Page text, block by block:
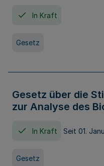
In Kraft
Gesetz
Gesetz über die
zur Analyse des
In Kraft Seit 01.
Gesetz